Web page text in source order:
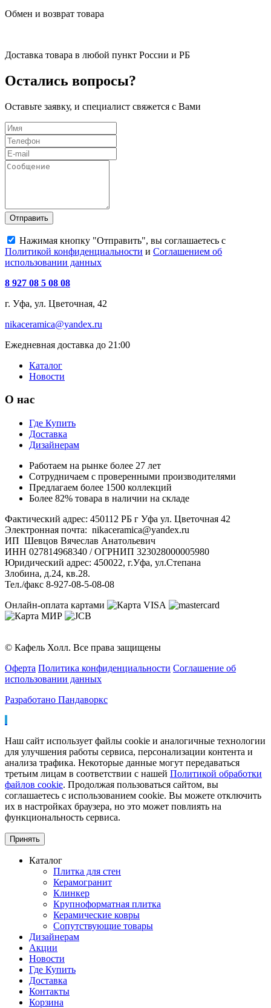
Обмен и возврат товара
Доставка товара в любой пункт России и РБ
Остались вопросы?
Оставьте заявку, и специалист свяжется с Вами
Отправить
Нажимая кнопку "Отправить", вы соглашаетесь с
Политикой конфиденциальности и Соглашением об
использовании данных
8 927 08 5 08 08
г. Уфа, ул. Цветочная, 42
nikaceramica@yandex.ru
Ежедневная доставка до 21:00
Каталог
Новости
О нас
Где Купить
Доставка
Дизайнерам
Работаем на рынке более 27 лет
Сотрудничаем с проверенными производителями
Предлагаем более 1500 коллекций
Более 82% товара в наличии на складе
Фактический адрес: 450112 РБ г Уфа ул. Цветочная 42
Электронная почта: nikaceramica@yandex.ru
ИП Шевцов Вячеслав Анатольевич
ИНН 027814968340 / ОГРНИП 323028000005980
Юридический адрес: 450022, г.Уфа, ул.Степана
Злобина, д.24, кв.28.
Тел./факс 8-927-08-5-08-08
Онлайн-оплата картами
© Кафель Холл. Все права защищены
Оферта Политика конфиденциальности Соглашение об
использовании данных
Разработано Пандаворкс
Наш сайт использует файлы cookie и аналогичные технологии
для улучшения работы сервиса, персонализации контента и
анализа трафика. Некоторые данные могут передаваться
третьим лицам в соответствии с нашей Политикой обработки
файлов cookie. Продолжая пользоваться сайтом, вы
соглашаетесь с использованием cookie. Вы можете отключить
их в настройках браузера, но это может повлиять на
функциональность сервиса.
Принять
Каталог
Плитка для стен
Керамогранит
Клинкер
Крупноформатная плитка
Керамические ковры
Сопутствующие товары
Дизайнерам
Акции
Новости
Где Купить
Доставка
Контакты
Корзина